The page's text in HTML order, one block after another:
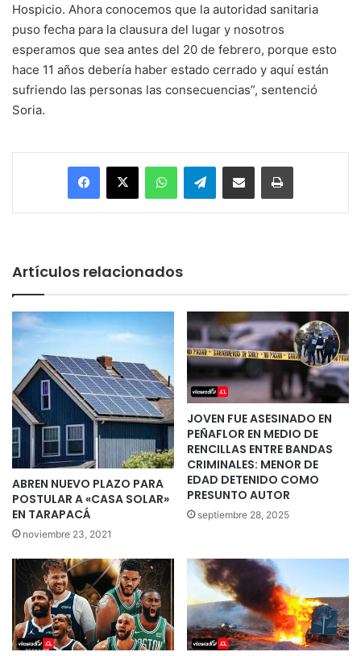
Hospicio. Ahora conocemos que la autoridad sanitaria
puso fecha para la clausura del lugar y nosotros
esperamos que sea antes del 20 de febrero, porque esto
hace 11 años debería haber estado cerrado y aquí están
sufriendo las personas las consecuencias”, sentenció
Soria.
Facebook
X WhatsAppTelegramEnviar vía email Imprimir
Artículos relacionados
ABREN NUEVO PLAZO PARA
POSTULAR A «CASA SOLAR»
EN TARAPACÁ
noviembre 23, 2021
JOVEN FUE ASESINADO EN
PEÑAFLOR EN MEDIO DE
RENCILLAS ENTRE BANDAS
CRIMINALES: MENOR DE
EDAD DETENIDO COMO
PRESUNTO AUTOR
septiembre 28, 2025